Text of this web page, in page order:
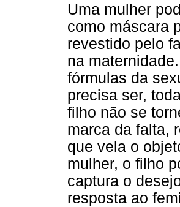
Uma mulher
como máscara
revestido pelo
na
fórmulas da
precisa ser,
filho não se
marca da falta,
que vela o
mulher, o filho
captura o
resposta ao